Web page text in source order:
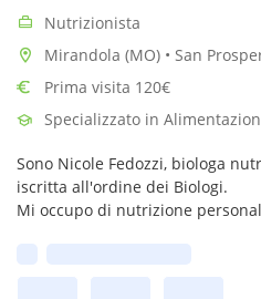
Nutrizionista
Mirandola (MO) • San
Prima visita 120€
Specializzato in
Sono Nicole Fedozzi, biologa
iscritta all'ordine dei Biologi.
Mi occupo di nutrizione